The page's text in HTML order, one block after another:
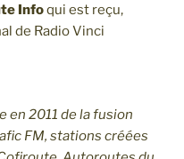
Infoqui est reçu,
de Radio Vinci
en 2011 de la fusion
FM, stations créées